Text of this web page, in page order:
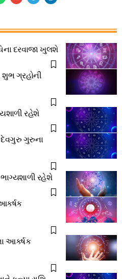
દરવાજા ખુલશે
શુભ ગ્રહોની
રહેશે
દેવગુરુ ગુરુના
રહેશે
આકર્ષક